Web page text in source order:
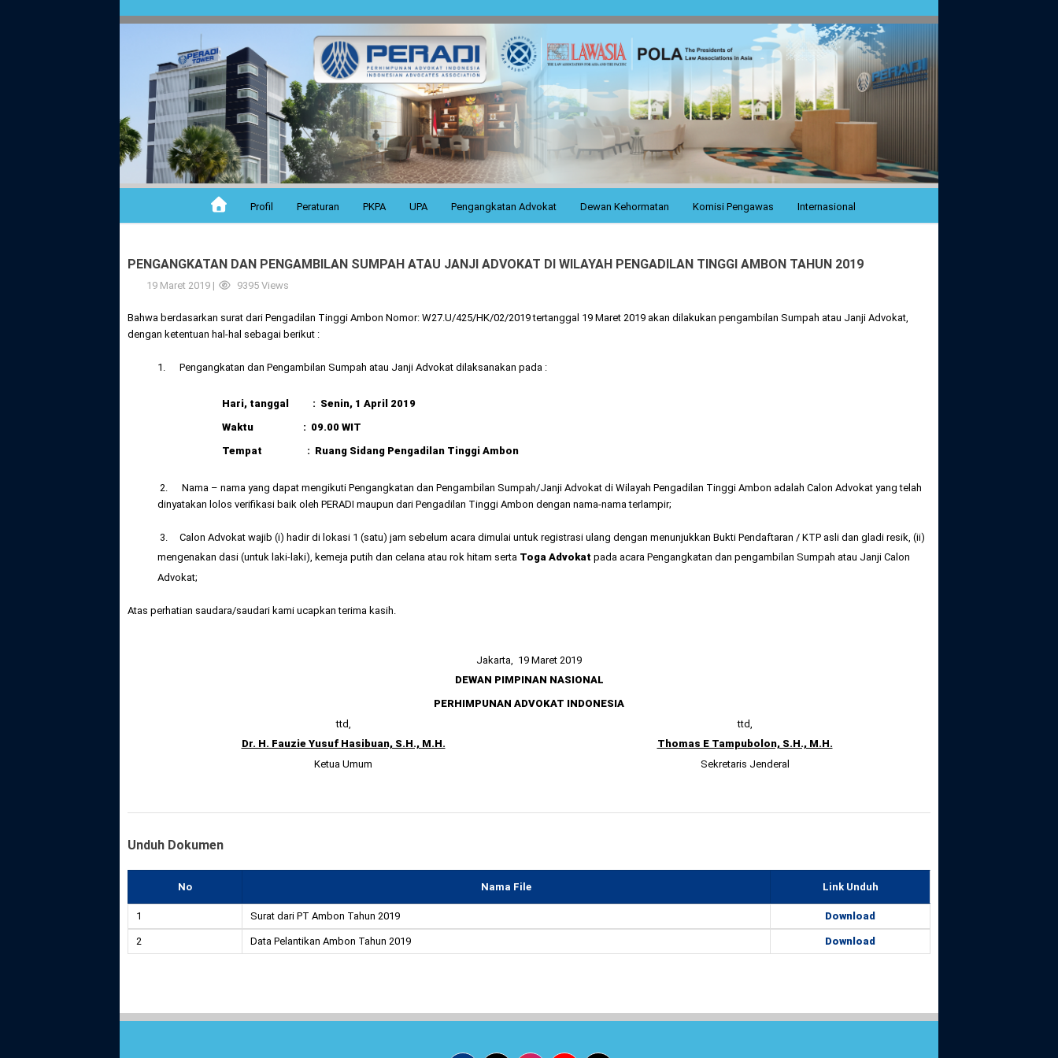
Profil Peraturan PKPA UPA Pengangkatan Advokat Dewan Kehormatan Komisi Pengawas Internasional
PENGANGKATAN DAN PENGAMBILAN SUMPAH ATAU JANJI ADVOKAT DI WILAYAH PENGADILAN TINGGI AMBON TAHUN 2019
19 Maret 2019 | 9395 Views
Bahwa berdasarkan surat dari Pengadilan Tinggi Ambon Nomor: W27.U/425/HK/02/2019 tertanggal 19 Maret 2019 akan dilakukan pengambilan Sumpah atau Janji Advokat,
dengan ketentuan hal-hal sebagai berikut :
1. Pengangkatan dan Pengambilan Sumpah atau Janji Advokat dilaksanakan pada :
Hari, tanggal : Senin, 1 April 2019
Waktu : 09.00 WIT
Tempat : Ruang Sidang Pengadilan Tinggi Ambon
2. Nama – nama yang dapat mengikuti Pengangkatan dan Pengambilan Sumpah/Janji Advokat di Wilayah Pengadilan Tinggi Ambon adalah Calon Advokat yang telah
dinyatakan lolos verifikasi baik oleh PERADI maupun dari Pengadilan Tinggi Ambon dengan nama-nama terlampir;
3. Calon Advokat wajib (i) hadir di lokasi 1 (satu) jam sebelum acara dimulai untuk registrasi ulang dengan menunjukkan Bukti Pendaftaran / KTP asli dan gladi resik, (ii)
mengenakan dasi (untuk laki-laki), kemeja putih dan celana atau rok hitam serta Toga Advokat pada acara Pengangkatan dan pengambilan Sumpah atau Janji Calon
Advokat;
Atas perhatian saudara/saudari kami ucapkan terima kasih.
Jakarta, 19 Maret 2019
DEWAN PIMPINAN NASIONAL
PERHIMPUNAN ADVOKAT INDONESIA
ttd,
ttd,
Dr. H. Fauzie Yusuf Hasibuan, S.H., M.H.
Thomas E Tampubolon, S.H., M.H.
Ketua Umum
Sekretaris Jenderal
Unduh Dokumen
No Nama File Link Unduh
1 Surat dari PT Ambon Tahun 2019 Download
2 Data Pelantikan Ambon Tahun 2019 Download